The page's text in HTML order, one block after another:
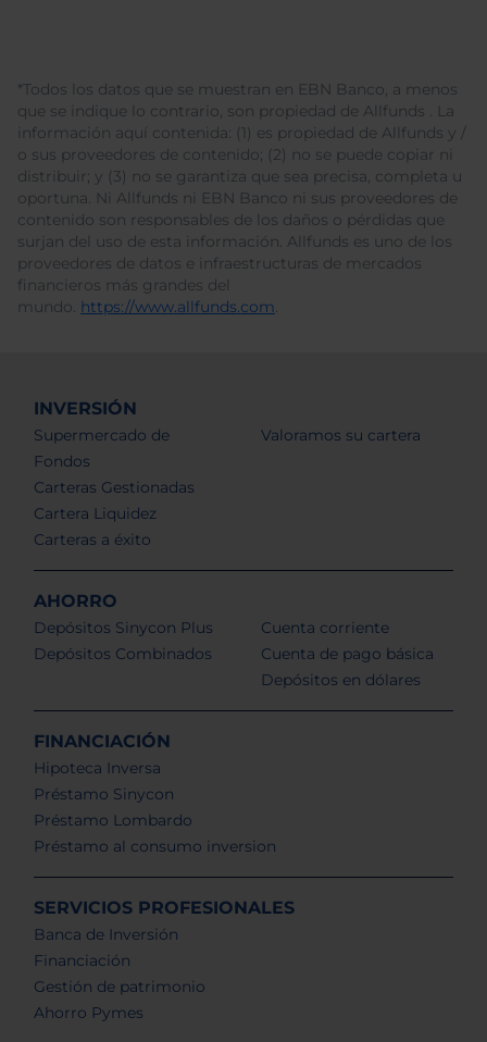
*Todos los datos que se muestran en EBN Banco, a menos
que se indique lo contrario, son propiedad de Allfunds . La
información aquí contenida: (1) es propiedad de Allfunds y /
o sus proveedores de contenido; (2) no se puede copiar ni
distribuir; y (3) no se garantiza que sea precisa, completa u
oportuna. Ni Allfunds ni EBN Banco ni sus proveedores de
contenido son responsables de los daños o pérdidas que
surjan del uso de esta información. Allfunds es uno de los
proveedores de datos e infraestructuras de mercados
financieros más grandes del
mundo. https://www.allfunds.com.
INVERSIÓN
Supermercado de
Fondos
Carteras Gestionadas
Cartera Liquidez
Carteras a éxito
Valoramos su cartera
AHORRO
Depósitos Sinycon Plus
Depósitos Combinados
Cuenta corriente
Cuenta de pago básica
Depósitos en dólares
FINANCIACIÓN
Hipoteca Inversa
Préstamo Sinycon
Préstamo Lombardo
Préstamo al consumo inversion
SERVICIOS PROFESIONALES
Banca de Inversión
Financiación
Gestión de patrimonio
Ahorro Pymes